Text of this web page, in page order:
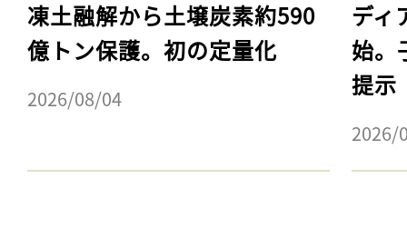
凍土融解から土壌炭素約590
億トン保護。初の定量化
2026/08/04
ディ
始。
提示
2026/
ログイン
会員登録